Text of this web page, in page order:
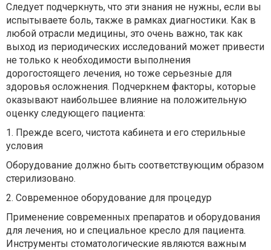
Следует подчеркнуть, что эти знания не нужны, если вы
испытываете боль, также в рамках диагностики. Как в
любой отрасли медицины, это очень важно, так как
выход из периодических исследований может привести
не только к необходимости выполнения
дорогостоящего лечения, но тоже серьезные для
здоровья осложнения. Подчеркнем факторы, которые
оказывают наибольшее влияние на положительную
оценку следующего пациента:
1. Прежде всего, чистота кабинета и его стерильные
условия
Оборудование должно быть соответствующим образом
стерилизовано.
2. Современное оборудование для процедур
Применение современных препаратов и оборудования
для лечения, но и специальное кресло для пациента.
Инструменты стоматологические являются важным